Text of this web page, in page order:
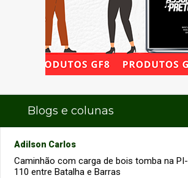
Blogs e colunas
Adilson Carlos
Caminhão com carga de bois tomba na PI-
110 entre Batalha e Barras